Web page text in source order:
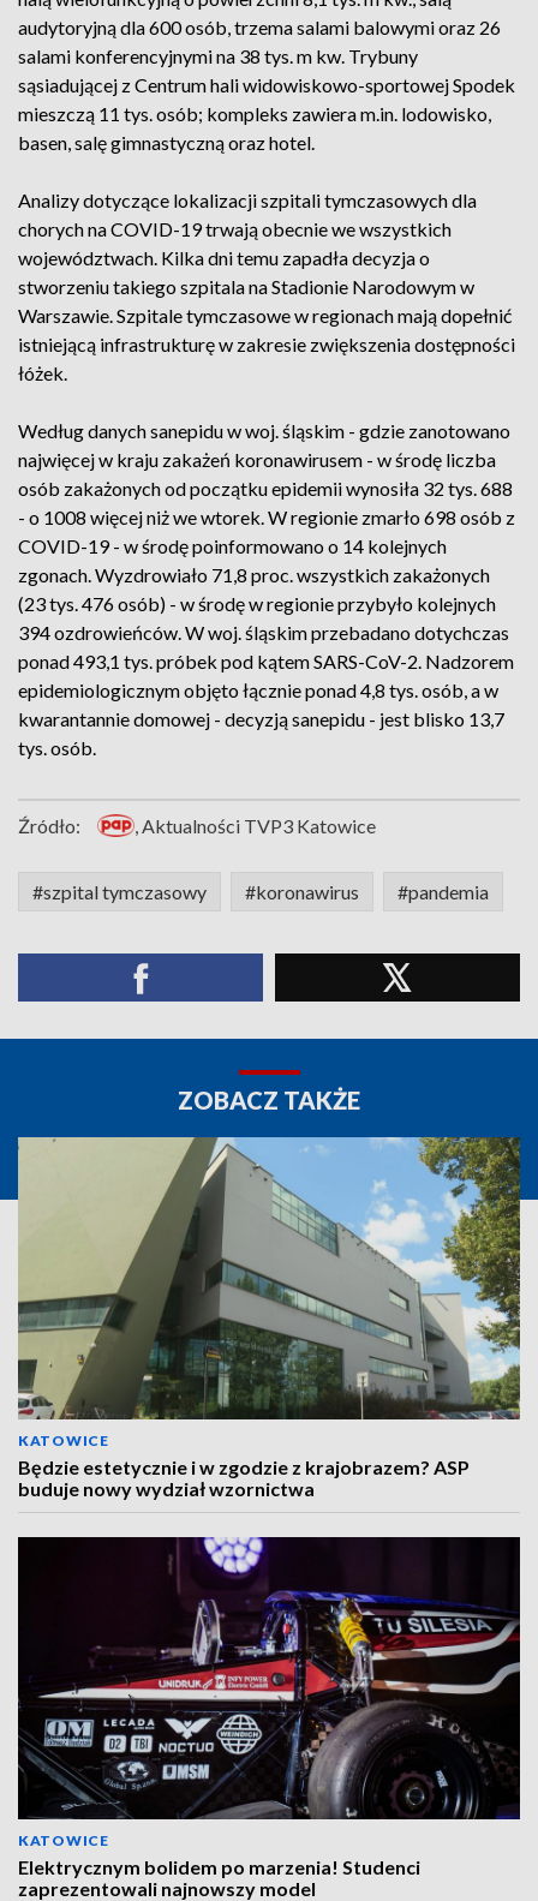
audytoryjną dla 600 osób, trzema salami balowymi oraz 26
salami konferencyjnymi na 38 tys. m kw. Trybuny
sąsiadującej z Centrum hali widowiskowo-sportowej Spodek
mieszczą 11 tys. osób; kompleks zawiera m.in. lodowisko,
basen, salę gimnastyczną oraz hotel.
Analizy dotyczące lokalizacji szpitali tymczasowych dla
chorych na COVID-19 trwają obecnie we wszystkich
województwach. Kilka dni temu zapadła decyzja o
stworzeniu takiego szpitala na Stadionie Narodowym w
Warszawie. Szpitale tymczasowe w regionach mają dopełnić
istniejącą infrastrukturę w zakresie zwiększenia dostępności
łóżek.
Według danych sanepidu w woj. śląskim - gdzie zanotowano
najwięcej w kraju zakażeń koronawirusem - w środę liczba
osób zakażonych od początku epidemii wynosiła 32 tys. 688
- o 1008 więcej niż we wtorek. W regionie zmarło 698 osób z
COVID-19 - w środę poinformowano o 14 kolejnych
zgonach. Wyzdrowiało 71,8 proc. wszystkich zakażonych
(23 tys. 476 osób) - w środę w regionie przybyło kolejnych
394 ozdrowieńców. W woj. śląskim przebadano dotychczas
ponad 493,1 tys. próbek pod kątem SARS-CoV-2. Nadzorem
epidemiologicznym objęto łącznie ponad 4,8 tys. osób, a w
kwarantannie domowej - decyzją sanepidu - jest blisko 13,7
tys. osób.
Źródło: , Aktualności TVP3 Katowice
#szpital tymczasowy #koronawirus #pandemia
ZOBACZ TAKŻE
KATOWICE
Będzie estetycznie i w zgodzie z krajobrazem? ASP
buduje nowy wydział wzornictwa
KATOWICE
Elektrycznym bolidem po marzenia! Studenci
zaprezentowali najnowszy model